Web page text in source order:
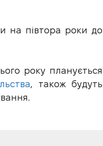
на півтора роки до
року планується
, також будуть